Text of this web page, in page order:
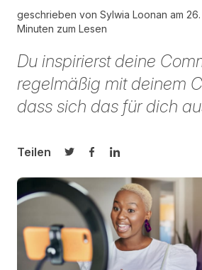
geschrieben von Sylwia Loonan am
Minuten zum Lesen
Du inspirierst deine
regelmäßig mit deinem
dass sich das für dich
Teilen
Auf Twitter teilen
Auf Facebook teilen
Auf LinkedIn teilen